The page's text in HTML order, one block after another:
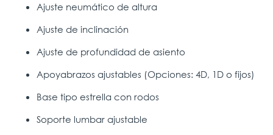
Ajuste neumático de altura
Ajuste de inclinación
Ajuste de profundidad de asiento
Apoyabrazos ajustables (Opciones: 4D, 1D o fijos)
Base tipo estrella con rodos
Soporte lumbar ajustable